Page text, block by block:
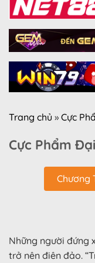
Trang chủ » Cực
Cực Phẩm
Chương
Những người đứng
trở nên điên đảo.